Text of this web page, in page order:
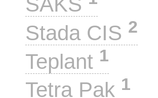
Stada CIS 2
Teplant 1
Tetra Pak 1